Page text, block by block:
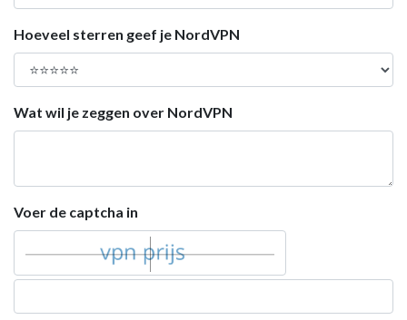
Hoeveel sterren geef je NordVPN
Wat wil je zeggen over NordVPN
Voer de captcha in